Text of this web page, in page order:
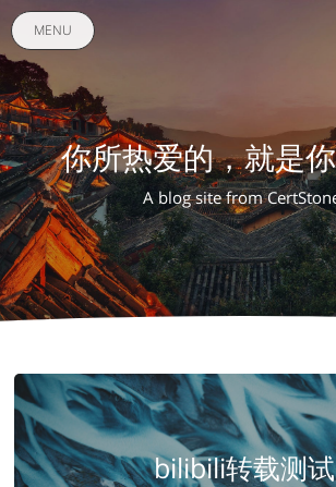
MENU
你所热爱的，就是
A blog site from
bilibili转载测试